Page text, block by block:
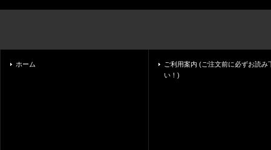
ホーム
ご利用案内 (ご注文前に必ずお読み
い！)